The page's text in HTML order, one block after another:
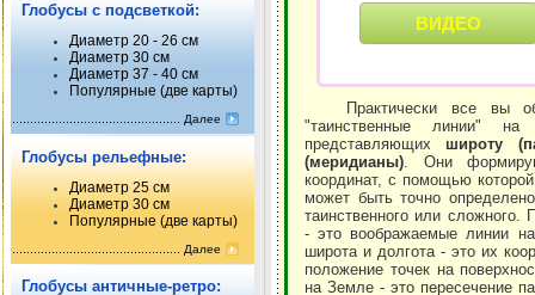
Глобусы с подсветкой:
Диаметр 20 - 26 см
Диаметр 30 см
Диаметр 37 - 40 см
Популярные (две карты)
Далее
Глобусы рельефные:
Диаметр 25 см
Диаметр 30 см
Популярные (две карты)
Далее
Глобусы античные-ретро:
ВИДЕО
Практически все вы
"таинственные линии"
представляющих широту
(меридианы). Они
координат, с помощью
может быть точно
таинственного или
- это воображаемые линии
широта и долгота - это их
положение точек на
на Земле - это пересечение